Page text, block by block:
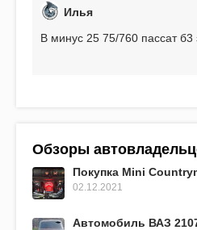
Илья
В минус 25 75/760 пассат б3
Обзоры
Покупка Mini
02.12.2021
Автомобиль ВАЗ